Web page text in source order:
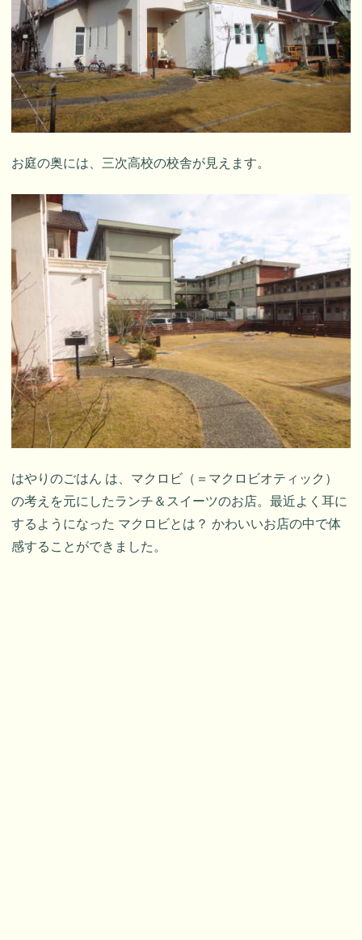
お庭の奥には、三次高校の校舎が見えます。
はやりのごはん は、マクロビ（＝マクロビオティック）
の考えを元にしたランチ＆スイーツのお店。最近よく耳に
するようになった マクロビとは？ かわいいお店の中で体
感することができました。